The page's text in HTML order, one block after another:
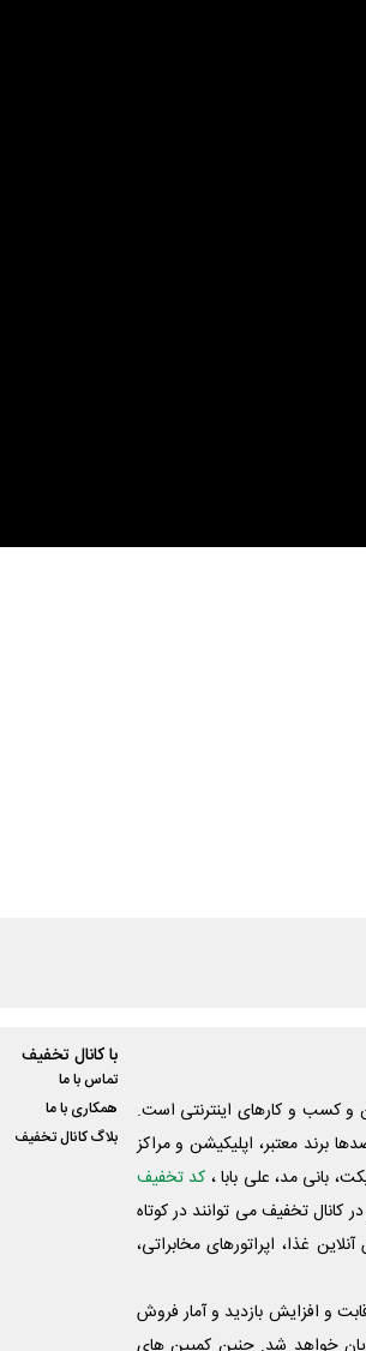
و کسب و‌ کارهای اینترنتی است.
برند معتبر، اپلیکیشن و مراکز
بانی مد، علی‌ بابا ، کد تخفیف
کانال تخفیف می توانند در کوتاه
غذا، اپراتورهای مخابراتی،
و افزایش بازدید و آمار فروش
با کانال تخفیف
تماس با ما
همکاری با ما
بلاگ کانال تخفیف